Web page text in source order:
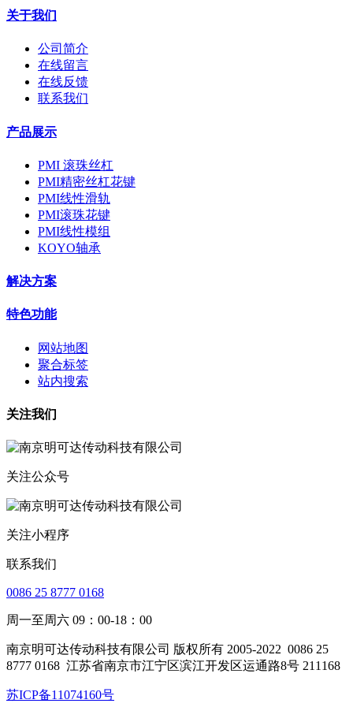
关于我们
公司简介
在线留言
在线反馈
联系我们
产品展示
PMI 滚珠丝杠
PMI精密丝杠花键
PMI线性滑轨
PMI滚珠花键
PMI线性模组
KOYO轴承
解决方案
特色功能
网站地图
聚合标签
站内搜索
关注我们
关注公众号
关注小程序
联系我们
0086 25 8777 0168
周一至周六 09：00-18：00
南京明可达传动科技有限公司 版权所有 2005-2022 0086 25
8777 0168 江苏省南京市江宁区滨江开发区运通路8号 211168
苏ICP备11074160号